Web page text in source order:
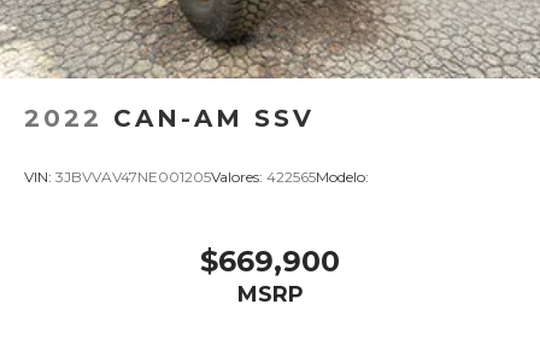
2022 CAN-AM SSV
VIN: 3JBVVAV47NE001205Valores: 422565Modelo:
$669,900
MSRP